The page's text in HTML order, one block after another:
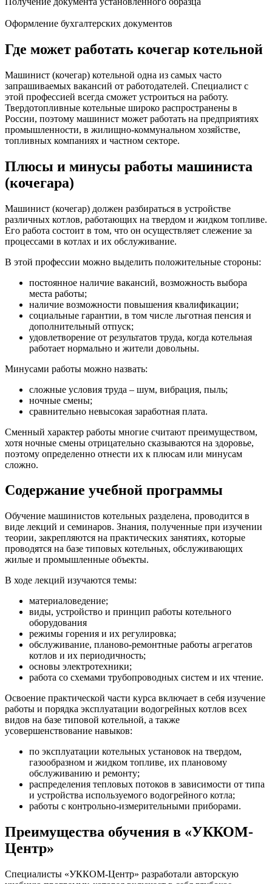
Оформление бухгалтерских документов
Где может работать кочегар котельной
Машинист (кочегар) котельной одна из самых часто
запрашиваемых вакансий от работодателей. Специалист с
этой профессией всегда сможет устроиться на работу.
Твердотопливные котельные широко распространены в
России, поэтому машинист может работать на предприятиях
промышленности, в жилищно-коммунальном хозяйстве,
топливных компаниях и частном секторе.
Плюсы и минусы работы машиниста
(кочегара)
Машинист (кочегар) должен разбираться в устройстве
различных котлов, работающих на твердом и жидком топливе.
Его работа состоит в том, что он осуществляет слежение за
процессами в котлах и их обслуживание.
В этой профессии можно выделить положительные стороны:
постоянное наличие вакансий, возможность выбора
места работы;
наличие возможности повышения квалификации;
социальные гарантии, в том числе льготная пенсия и
дополнительный отпуск;
удовлетворение от результатов труда, когда котельная
работает нормально и жители довольны.
Минусами работы можно назвать:
сложные условия труда – шум, вибрация, пыль;
ночные смены;
сравнительно невысокая заработная плата.
Сменный характер работы многие считают преимуществом,
хотя ночные смены отрицательно сказываются на здоровье,
поэтому определенно отнести их к плюсам или минусам
сложно.
Содержание учебной программы
Обучение машинистов котельных разделена, проводится в
виде лекций и семинаров. Знания, полученные при изучении
теории, закрепляются на практических занятиях, которые
проводятся на базе типовых котельных, обслуживающих
жилые и промышленные объекты.
В ходе лекций изучаются темы:
материаловедение;
виды, устройство и принцип работы котельного
оборудования
режимы горения и их регулировка;
обслуживание, планово-ремонтные работы агрегатов
котлов и их периодичность;
основы электротехники;
работа со схемами трубопроводных систем и их чтение.
Освоение практической части курса включает в себя изучение
работы и порядка эксплуатации водогрейных котлов всех
видов на базе типовой котельной, а также
усовершенствование навыков:
по эксплуатации котельных установок на твердом,
газообразном и жидком топливе, их плановому
обслуживанию и ремонту;
распределения тепловых потоков в зависимости от типа
и устройства используемого водогрейного котла;
работы с контрольно-измерительными приборами.
Преимущества обучения в «УККОМ-
Центр»
Специалисты «УККОМ-Центр» разработали авторскую